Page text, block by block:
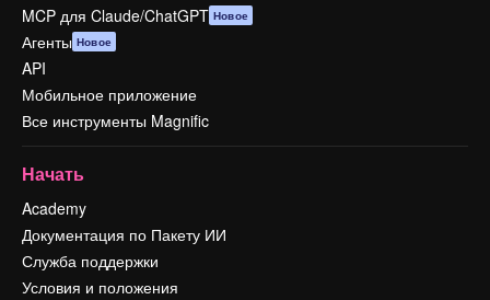
MCP для Claude/ChatGPT Новое
Агенты Новое
API
Мобильное приложение
Все инструменты Magnific
Начать
Academy
Документация по Пакету ИИ
Служба поддержки
Условия и положения